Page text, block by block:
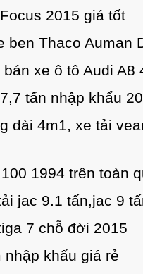
2015 giá tốt
ben Thaco Auman
xe ô tô Audi A8
tấn nhập khẩu
dài 4m1, xe tải
1994 trên toàn
jac 9.1 tấn,jac 9
7 chỗ đời 2015
khẩu giá rẻ